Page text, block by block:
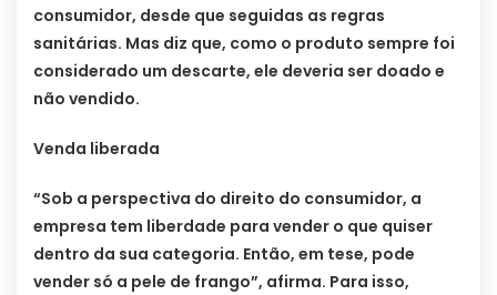
consumidor, desde que seguidas as regras
sanitárias. Mas diz que, como o produto sempre foi
considerado um descarte, ele deveria ser doado e
não vendido.
Venda liberada
“Sob a perspectiva do direito do consumidor, a
empresa tem liberdade para vender o que quiser
dentro da sua categoria. Então, em tese, pode
vender só a pele de frango”, afirma. Para isso,